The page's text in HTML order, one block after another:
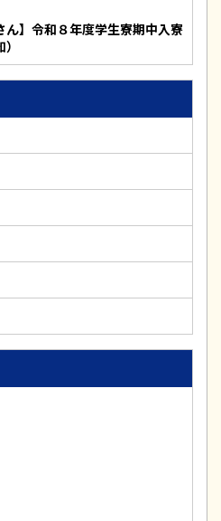
ん】令和８年度学生寮期中入寮